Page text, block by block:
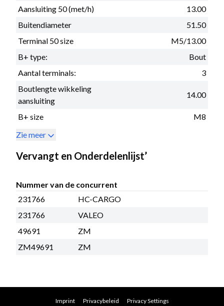
Aansluiting 50 (met/h)
13.00
Buitendiameter
51.50
Terminal 50 size
M5/13.00
B+ type:
Bout
Aantal terminals:
3
Boutlengte wikkeling
aansluiting
14.00
B+ size
M8
Zie meer
Vervangt en Onderdelenlijst’
Nummer van de concurrent
231766
HC-CARGO
231766
VALEO
49691
ZM
ZM49691
ZM
Imprint Privacybeleid Privacy Settings